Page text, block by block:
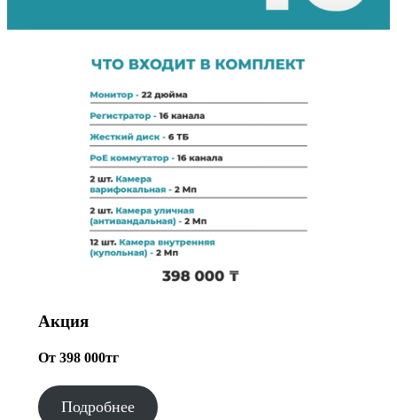
Акция
От 398 000тг
Подробнее